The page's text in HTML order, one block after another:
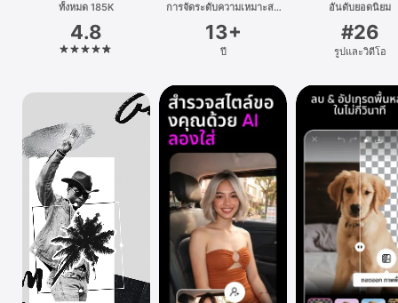
ค้นหา
แพลตฟอร์ม
Mac
Watch
TV
ทั้งหมด 185K
4.8
การจัดระดับความเหมาะสม
13+
ปี
อันดับยอดนิยม
#26
รูปและวิดีโอ